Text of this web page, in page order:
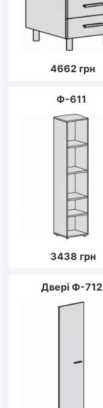
4662 грн
Ф-611
3438 грн
Двері Ф-712